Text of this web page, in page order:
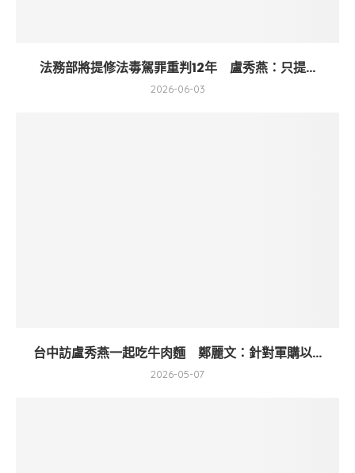
法務部將提修法毒駕罪重判12年 盧秀燕：只提...
2026-06-03
台中訪盧秀燕一起吃牛肉麵 鄭麗文：針對軍購以...
2026-05-07